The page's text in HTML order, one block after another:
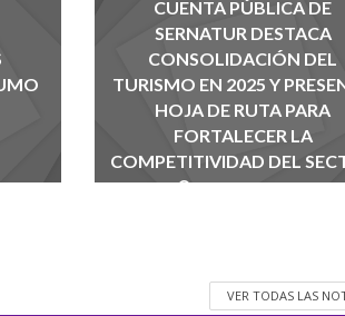
CUENTA PÚBLICA DE
SERNATUR DESTACA
CONSOLIDACIÓN DEL
TURISMO EN 2025 Y
HOJA DE RUTA PARA
FORTALECER LA
COMPETITIVIDAD DEL
agosto 1, 2026
VER TODAS LAS